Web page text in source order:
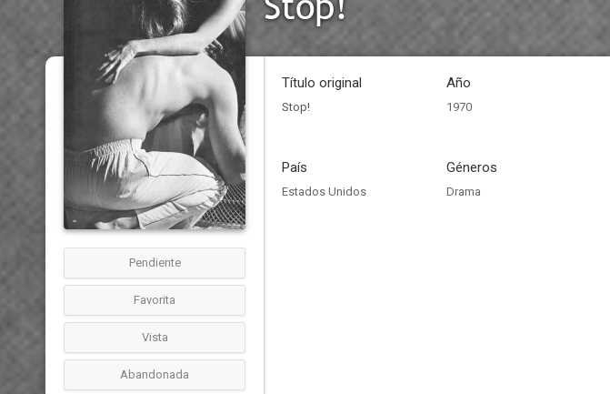
Pendiente
Favorita
Vista
Abandonada
Título original
Stop!
Año
1970
País
Estados Unidos
Géneros
Drama